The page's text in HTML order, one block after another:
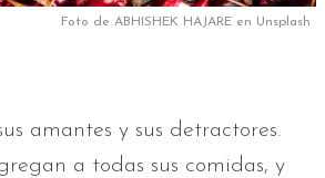
Foto de ABHISHEK HAJARE en Unsplash
amantes y sus detractores.
a todas sus comidas, y